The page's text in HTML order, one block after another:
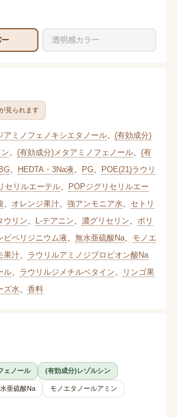
透明感カラー
見られます
アミノフェノキシエタノール、 (有効成分)
(有効成分)メタアミノフェノール、 (有
、 HEDTA・3Na液 PG、 POE(21)ラウリ
セリルエーテル、 POPジグリセリルエー
オレンジ果汁、 強アンモニア水
セトリ
ウリン L-テアニン 濃グリセリン
ポリ
ピペリジニウム液
無水亜硫酸Na、 モノエ
果汁、 ラウリルアミノジプロピオン酸Na
ル、 ラウリルジメチルベタイン
リンゴ果
ズ水 香料
ェノール (有効成分)レゾルシン
亜硫酸Na
モノエタノールアミン